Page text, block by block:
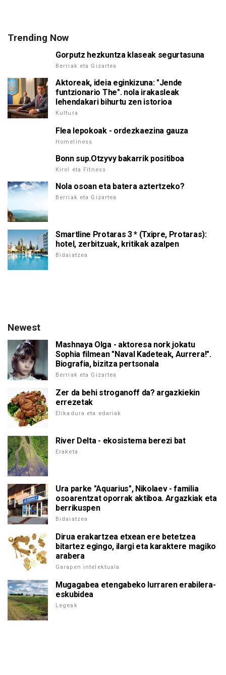
Trending Now
Gorputz hezkuntza klaseak segurtasuna
Berriak eta Gizartea
Aktoreak, ideia eginkizuna: "Jende
funtzionario The". nola irakasleak
lehendakari bihurtu zen istorioa
Kultura
Flea lepokoak - ordezkaezina gauza
Homeliness
Bonn sup.Otzyvy bakarrik positiboa
Kirol eta Fitness
Nola osoan eta batera aztertzeko?
Berriak eta Gizartea
Smartline Protaras 3 * (Txipre, Protaras):
hotel, zerbitzuak, kritikak azalpen
Bidaiatzea
Newest
Mashnaya Olga - aktoresa nork jokatu
Sophia filmean "Naval Kadeteak, Aurrera!".
Biografia, bizitza pertsonala
Berriak eta Gizartea
Zer da behi stroganoff da? argazkiekin
errezetak
Elikadura eta edariak
River Delta - ekosistema berezi bat
Eraketa
Ura parke "Aquarius", Nikolaev - familia
osoarentzat oporrak aktiboa. Argazkiak eta
berrikuspen
Bidaiatzea
Dirua erakartzea etxean ere betetzea
bitartez egingo, ilargi eta karaktere magiko
arabera
Garapen intelektuala
Mugagabea etengabeko lurraren erabilera-
eskubidea
Legeak